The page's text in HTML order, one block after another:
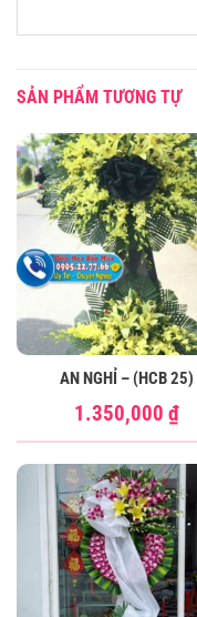
SẢN PHẨM TƯƠNG TỰ
AN NGHỈ – (HCB 25)
1.350,000 ₫